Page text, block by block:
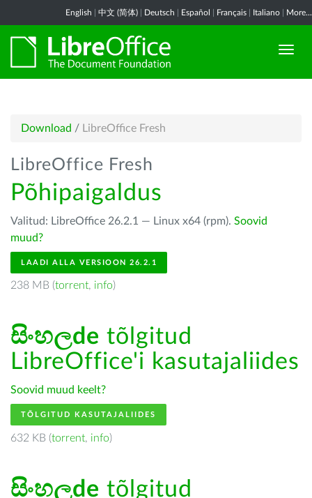
English 中文 (简体) Deutsch Español Français Italiano More...
Download / LibreOffice Fresh
LibreOffice Fresh
Põhipaigaldus
Valitud: LibreOffice 26.2.1 — Linux x64 (rpm). Soovid
muud?
LAADI ALLA VERSIOON 26.2.1
238 MB (torrent, info)
සිංහලde tõlgitud
LibreOffice'i kasutajaliides
Soovid muud keelt?
TÕLGITUD KASUTAJALIIDES
632 KB (torrent, info)
සිංහලde tõlgitud